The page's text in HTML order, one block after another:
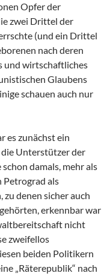
Opfer der
zwei Drittel der
(und ein Drittel
nach deren
und wirtschaftliches
Glaubens
schauen auch nur
es zunächst ein
die Unterstützer der
damals, mehr als
Petrograd als
denen sicher auch
erkennbar war
nicht
zweifellos
beiden Politikern
„Räterepublik“ nach